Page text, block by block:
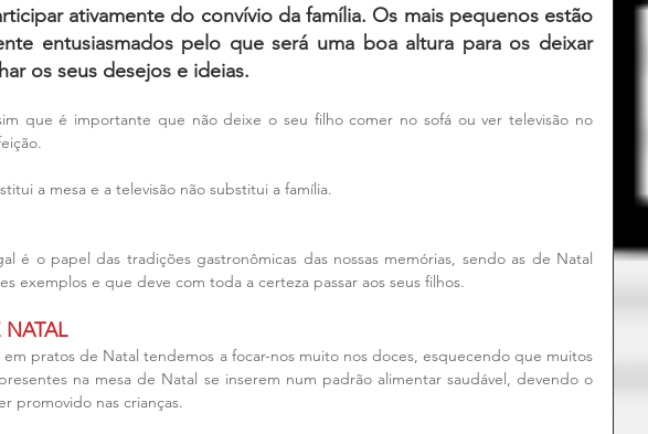
ativamente do convívio da família. Os mais pequenos estão
entusiasmados pelo que será uma boa altura para os deixar
os seus desejos e ideias.
que é importante que não deixe o seu filho comer no sofá ou ver televisão no
a mesa e a televisão não substitui a família.
é o papel das tradições gastronômicas das nossas memórias, sendo as de Natal
exemplos e que deve com toda a certeza passar aos seus filhos.
NATAL
em pratos de Natal tendemos a focar-nos muito nos doces, esquecendo que muitos
na mesa de Natal se inserem num padrão alimentar saudável, devendo o
promovido nas crianças.